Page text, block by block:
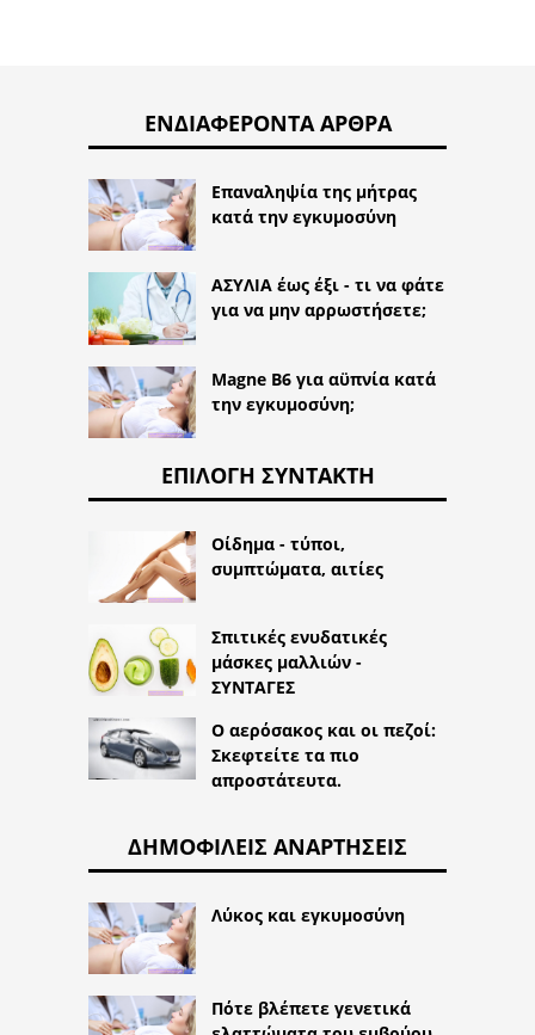
ΕΝΔΙΑΦΈΡΟΝΤΑ ΆΡΘΡΑ
Επαναληψία της μήτρας
κατά την εγκυμοσύνη
ΑΣΥΛΙΑ έως έξι - τι να φάτε
για να μην αρρωστήσετε;
Magne B6 για αϋπνία κατά
την εγκυμοσύνη;
ΕΠΙΛΟΓΉ ΣΥΝΤΆΚΤΗ
Οίδημα - τύποι,
συμπτώματα, αιτίες
Σπιτικές ενυδατικές
μάσκες μαλλιών -
ΣΥΝΤΑΓΕΣ
Ο αερόσακος και οι πεζοί:
Σκεφτείτε τα πιο
απροστάτευτα.
ΔΗΜΟΦΙΛΕΊΣ ΑΝΑΡΤΉΣΕΙΣ
Λύκος και εγκυμοσύνη
Πότε βλέπετε γενετικά